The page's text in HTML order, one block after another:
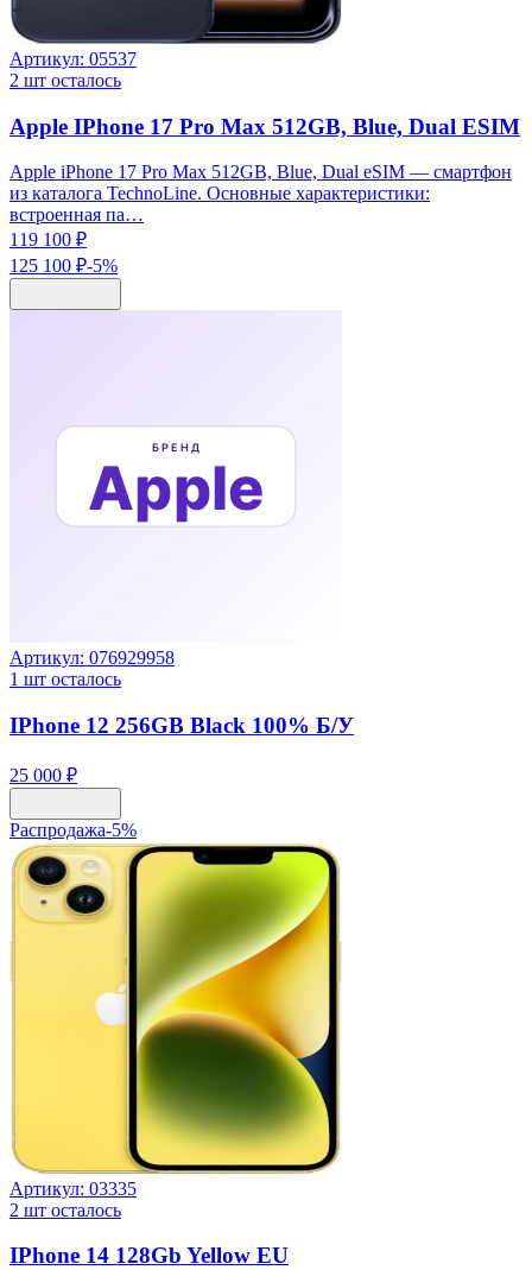
Артикул: 05537
2 шт осталось
Apple IPhone 17 Pro Max 512GB, Blue, Dual ESIM
Apple iPhone 17 Pro Max 512GB, Blue, Dual eSIM — смартфон
из каталога TechnoLine. Основные характеристики:
встроенная па…
119 100 ₽
125 100 ₽-5%
Артикул: 076929958
1 шт осталось
IPhone 12 256GB Black 100% Б/У
25 000 ₽
Распродажа-5%
Артикул: 03335
2 шт осталось
IPhone 14 128Gb Yellow EU